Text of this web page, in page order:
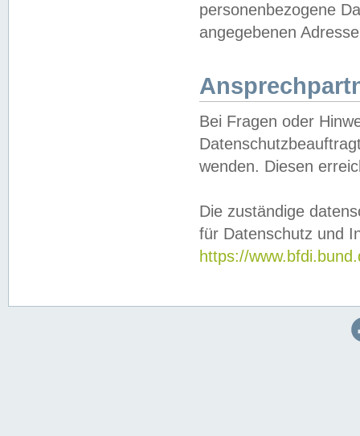
personenbezogene
angegebenen
Bei Fragen oder
wenden. Diesen
Die zuständige
für Datenschutz und
https://